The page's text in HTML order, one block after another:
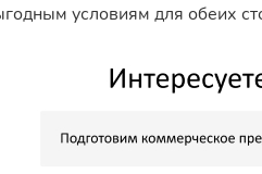
условиям для обеих